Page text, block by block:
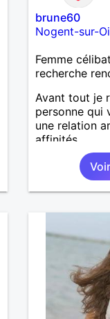
brune60
Nogent-sur-
Femme
recherche
Avant tout je
personne qui
une relation
affinités.